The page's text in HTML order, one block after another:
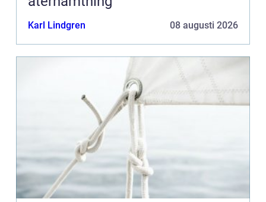
Karl Lindgren 08 augusti 2026